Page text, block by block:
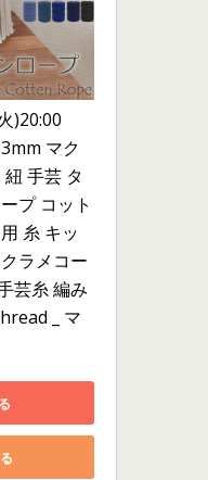
)20:00
マク
手芸 タ
プ コット
糸 キッ
ラメコー
芸糸 編み
_ マ